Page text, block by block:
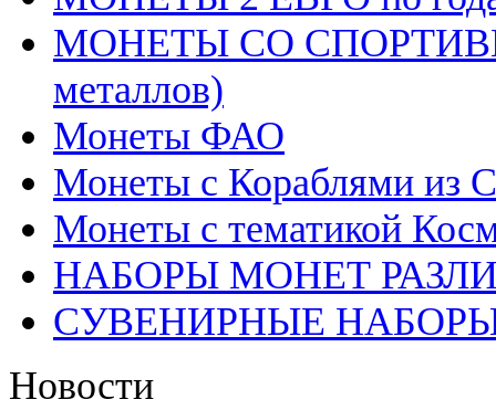
МОНЕТЫ СО
металлов)
Монеты ФАО
Монеты с Кораблями из
Монеты с тематикой
НАБОРЫ МОНЕТ
СУВЕНИРНЫЕ
Новости